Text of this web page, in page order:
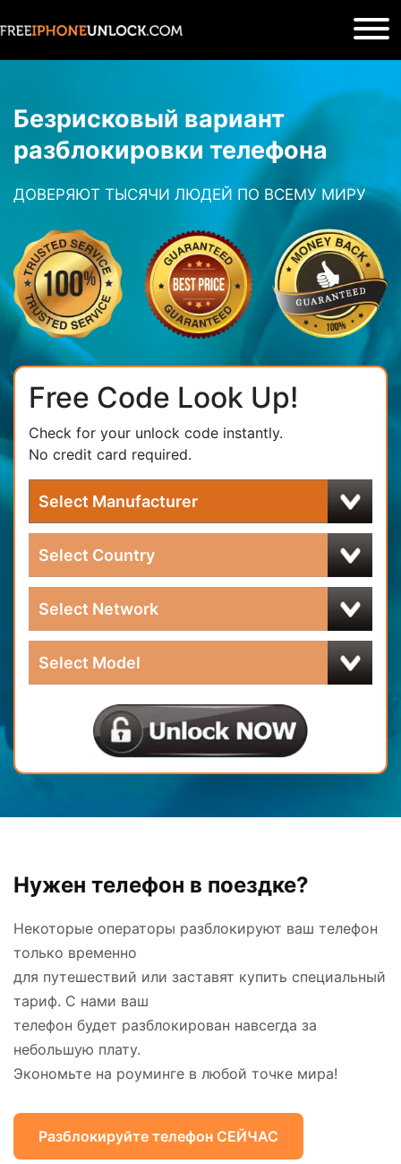
Безрисковый вариант
разблокировки телефона
ДОВЕРЯЮТ ТЫСЯЧИ ЛЮДЕЙ ПО ВСЕМУ МИРУ
Free Code Look Up!
Check for your unlock code instantly.
No credit card required.
Нужен телефон в поездке?
Некоторые операторы разблокируют ваш телефон
только временно
для путешествий или заставят купить специальный
тариф. С нами ваш
телефон будет разблокирован навсегда за
небольшую плату.
Экономьте на роуминге в любой точке мира!
Разблокируйте телефон СЕЙЧАС